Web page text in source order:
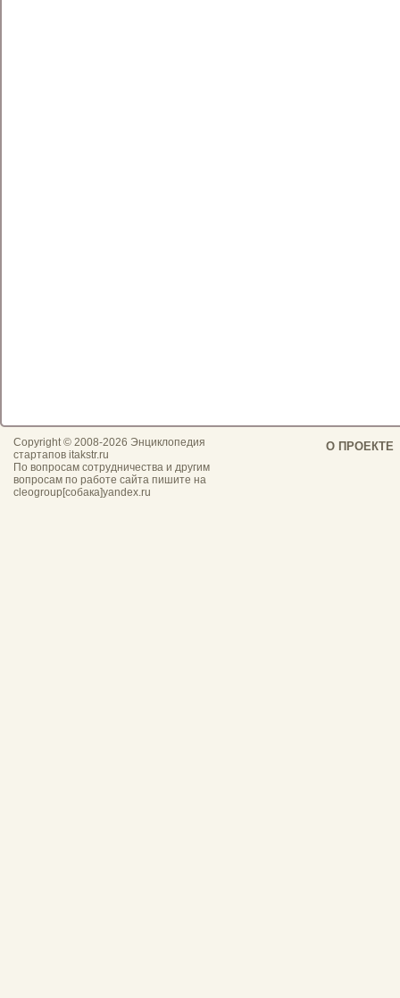
Copyright © 2008-2026 Энциклопедия
стартапов itakstr.ru
По вопросам сотрудничества и другим
вопросам по работе сайта пишите на
cleogroup[собака]yandex.ru
О ПРОЕКТЕ